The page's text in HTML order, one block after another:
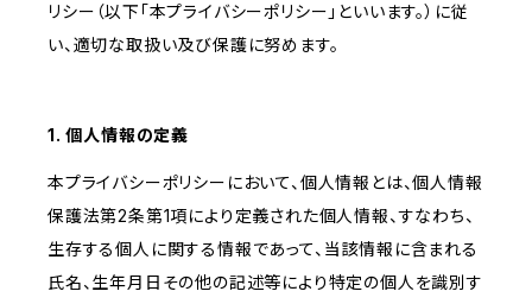
リシー（以下「本プライバシーポリシー」といいます。）に従
い、適切な取扱い及び保護に努めます。
1. 個人情報の定義
本プライバシーポリシーにおいて、個人情報とは、個人情報
保護法第2条第1項により定義された個人情報、すなわち、
生存する個人に関する情報であって、当該情報に含まれる
氏名、生年月日その他の記述等により特定の個人を識別す